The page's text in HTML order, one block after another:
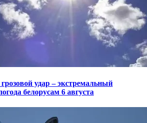
удар – экстремальный
белорусам 6 августа